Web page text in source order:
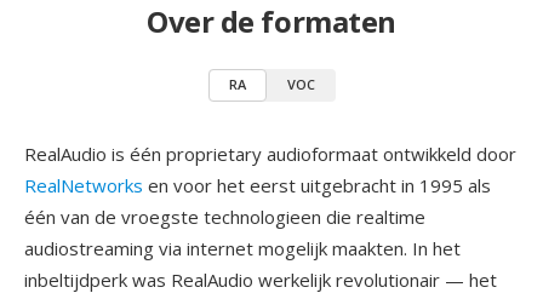
Over de formaten
RA VOC
RealAudio is één proprietary audioformaat ontwikkeld door
RealNetworks en voor het eerst uitgebracht in 1995 als
één van de vroegste technologieen die realtime
audiostreaming via internet mogelijk maakten. In het
inbeltijdperk was RealAudio werkelijk revolutionair — het